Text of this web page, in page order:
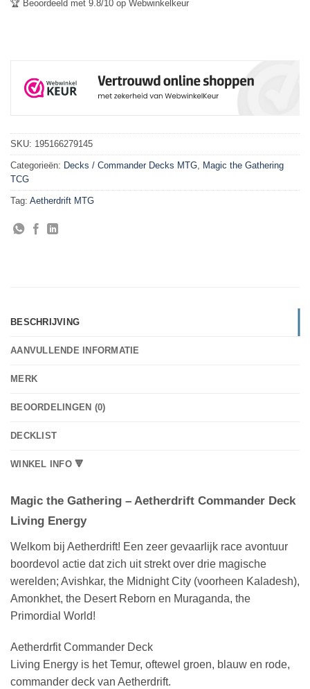
🏆 Beoordeeld met 9.8/10 op Webwinkelkeur
SKU: 195166279145
Categorieën: Decks / Commander Decks MTG
Magic the Gathering
TCG
Tag: Aetherdrift MTG
BESCHRIJVING
AANVULLENDE INFORMATIE
MERK
BEOORDELINGEN (0)
DECKLIST
WINKEL INFO 🔻
Magic the Gathering – Aetherdrift Commander Deck
Living Energy
Welkom bij Aetherdrift! Een zeer gevaarlijk race avontuur
boordevol actie dat zich uit strekt over drie magische
werelden; Avishkar, the Midnight City (voorheen Kaladesh),
Amonkhet, the Desert Reborn en Muraganda, the
Primordial World!
Aetherdrfit Commander Deck
Living Energy is het Temur, oftewel groen, blauw en rode,
commander deck van Aetherdrift.